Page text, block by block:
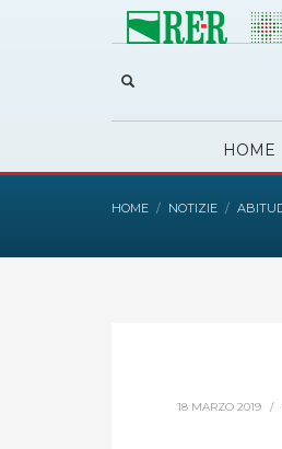
HOME
HOME NOTIZIE
18 MARZO 2019 /